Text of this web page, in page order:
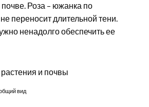
Роза – южанка по
переносит длительной тени.
ненадолго обеспечить ее
вид